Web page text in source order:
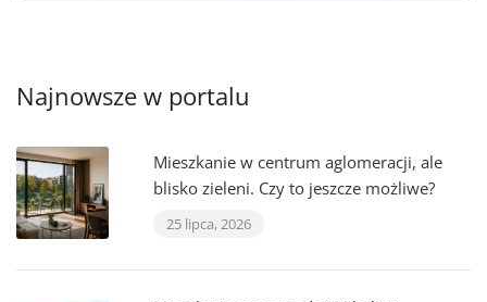
Najnowsze w portalu
Mieszkanie w centrum aglomeracji, ale
blisko zieleni. Czy to jeszcze możliwe?
25 lipca, 2026